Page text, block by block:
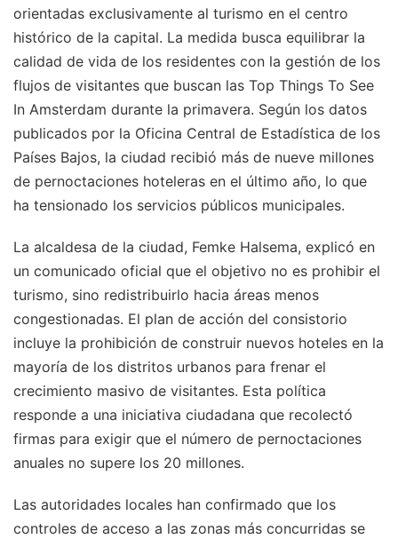
orientadas exclusivamente al turismo en el centro
histórico de la capital. La medida busca equilibrar la
calidad de vida de los residentes con la gestión de los
flujos de visitantes que buscan las Top Things To See
In Amsterdam durante la primavera. Según los datos
publicados por la Oficina Central de Estadística de los
Países Bajos, la ciudad recibió más de nueve millones
de pernoctaciones hoteleras en el último año, lo que
ha tensionado los servicios públicos municipales.
La alcaldesa de la ciudad, Femke Halsema, explicó en
un comunicado oficial que el objetivo no es prohibir el
turismo, sino redistribuirlo hacia áreas menos
congestionadas. El plan de acción del consistorio
incluye la prohibición de construir nuevos hoteles en la
mayoría de los distritos urbanos para frenar el
crecimiento masivo de visitantes. Esta política
responde a una iniciativa ciudadana que recolectó
firmas para exigir que el número de pernoctaciones
anuales no supere los 20 millones.
Las autoridades locales han confirmado que los
controles de acceso a las zonas más concurridas se